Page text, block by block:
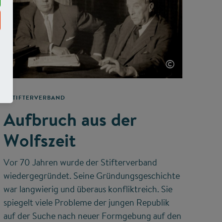
©
STIFTERVERBAND
Aufbruch aus der
Wolfszeit
Vor 70 Jahren wurde der Stifterverband
wiedergegründet. Seine Gründungsgeschichte
war langwierig und überaus konfliktreich. Sie
spiegelt viele Probleme der jungen Republik
auf der Suche nach neuer Formgebung auf den